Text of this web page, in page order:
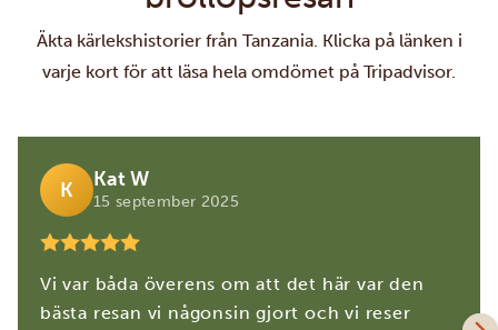
Äkta kärlekshistorier från Tanzania. Klicka på länken i
varje kort för att läsa hela omdömet på Tripadvisor.
K Kat W
15 september 2025
Vi var båda överens om att det här var den
bästa resan vi någonsin gjort och vi reser